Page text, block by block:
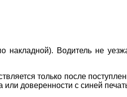
накладной). Водитель не
только после
или доверенности с синей